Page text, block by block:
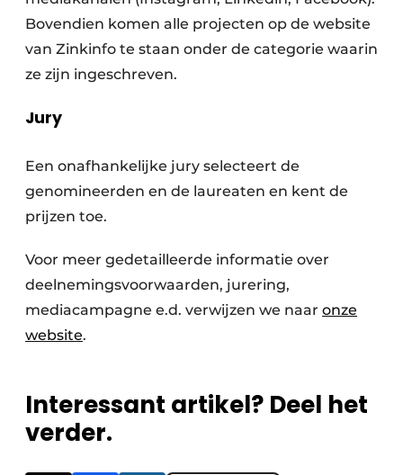
Bovendien komen alle projecten op de website
van Zinkinfo te staan onder de categorie waarin
ze zijn ingeschreven.
Jury
Een onafhankelijke jury selecteert de
genomineerden en de laureaten en kent de
prijzen toe.
Voor meer gedetailleerde informatie over
deelnemingsvoorwaarden, jurering,
mediacampagne e.d. verwijzen we naar onze
website.
Interessant artikel? Deel het
verder.